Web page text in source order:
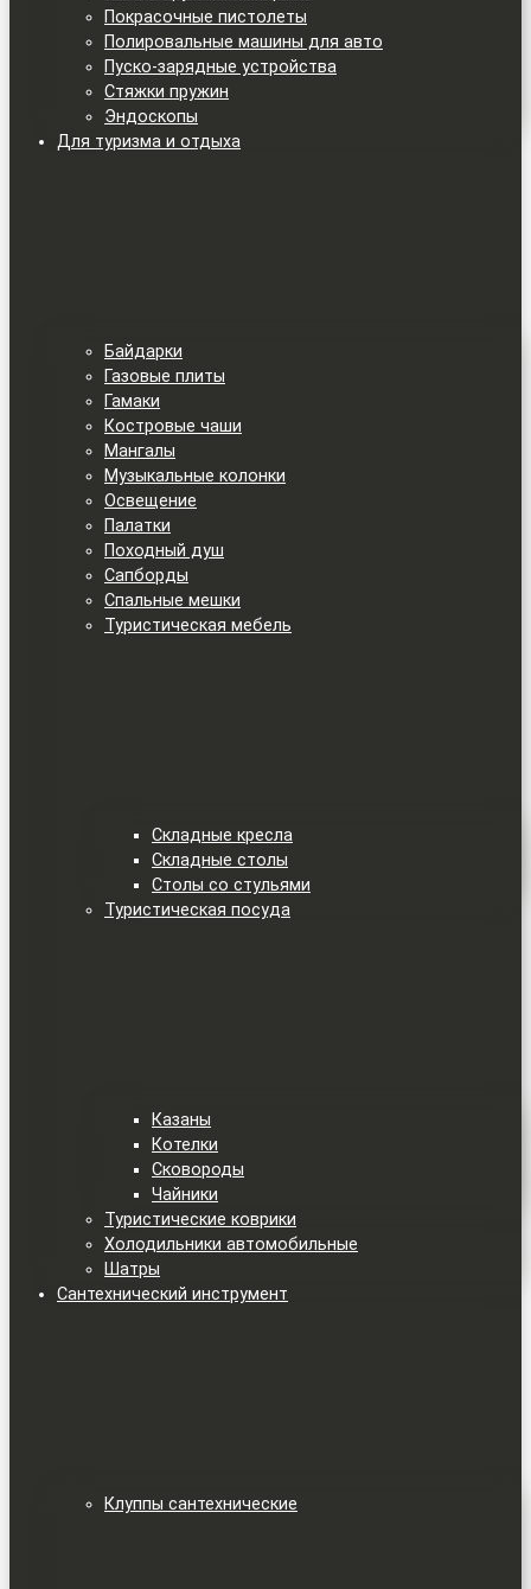
Покрасочные пистолеты
Полировальные машины для авто
Пуско-зарядные устройства
Стяжки пружин
Эндоскопы
Для туризма и отдыха
Байдарки
Газовые плиты
Гамаки
Костровые чаши
Мангалы
Музыкальные колонки
Освещение
Палатки
Походный душ
Сапборды
Спальные мешки
Туристическая мебель
Складные кресла
Складные столы
Столы со стульями
Туристическая посуда
Казаны
Котелки
Сковороды
Чайники
Туристические коврики
Холодильники автомобильные
Шатры
Сантехнический инструмент
Клуппы сантехнические